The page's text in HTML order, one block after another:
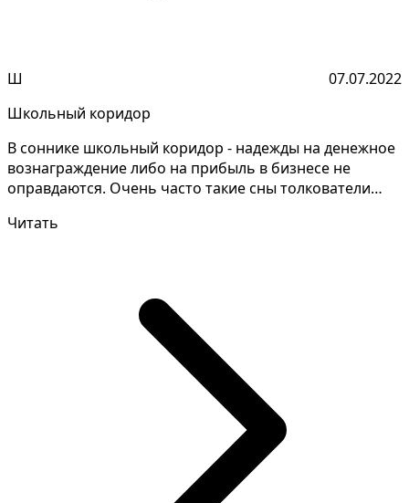
Ш
07.07.2022
Школьный коридор
В соннике школьный коридор - надежды на денежное
вознаграждение либо на прибыль в бизнесе не
оправдаются. Очень часто такие сны толкователи
Читать